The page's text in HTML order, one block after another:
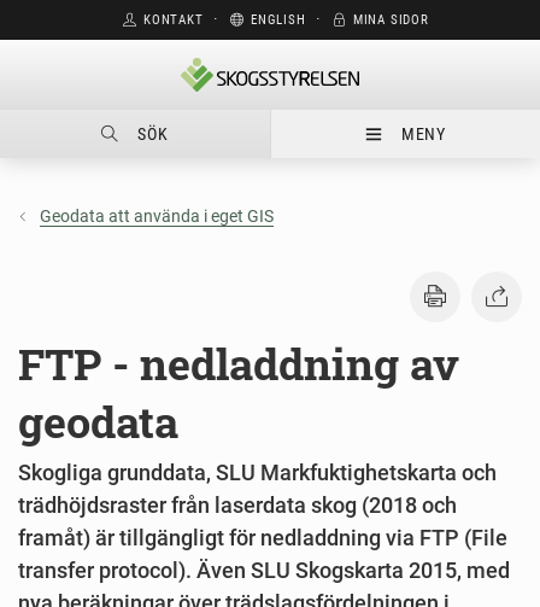
KONTAKT ⋅ ENGLISH ⋅ MINA SIDOR
SÖK MENY
Geodata att använda i eget GIS
FTP - nedladdning av
geodata
Skogliga grunddata, SLU Markfuktighetskarta och
trädhöjdsraster från laserdata skog (2018 och
framåt) är tillgängligt för nedladdning via FTP (File
transfer protocol). Även SLU Skogskarta 2015, med